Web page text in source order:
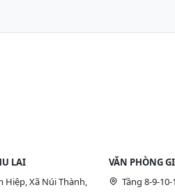
LAI
Hiệp, Xã Núi Thành,
VĂN PHÒNG
Tầng 8-9-